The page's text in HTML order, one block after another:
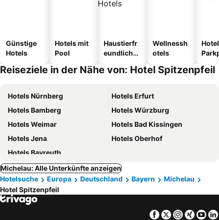
Günstige
Hotels
Hotels mit
Pool
Haustierfr
eundliche
Wellnessh
otels
Reiseziele in der Nähe von: Hotel Spitzenpfeil
Hotels Nürnberg
Hotels Erfurt
Hotels Bamberg
Hotels Würzburg
Hotels Weimar
Hotels Bad Kissingen
Hotels Jena
Hotels Oberhof
Hotels Bayreuth
Michelau: Alle Unterkünfte anzeigen
Hotelsuche
Europa Deutschland Bayern
Michelau
Hotel Spitzenpfeil
Facebook
TwitterXing